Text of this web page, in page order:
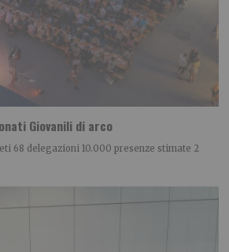
Giovanili di arco
68 delegazioni 10.000 presenze stimate 2